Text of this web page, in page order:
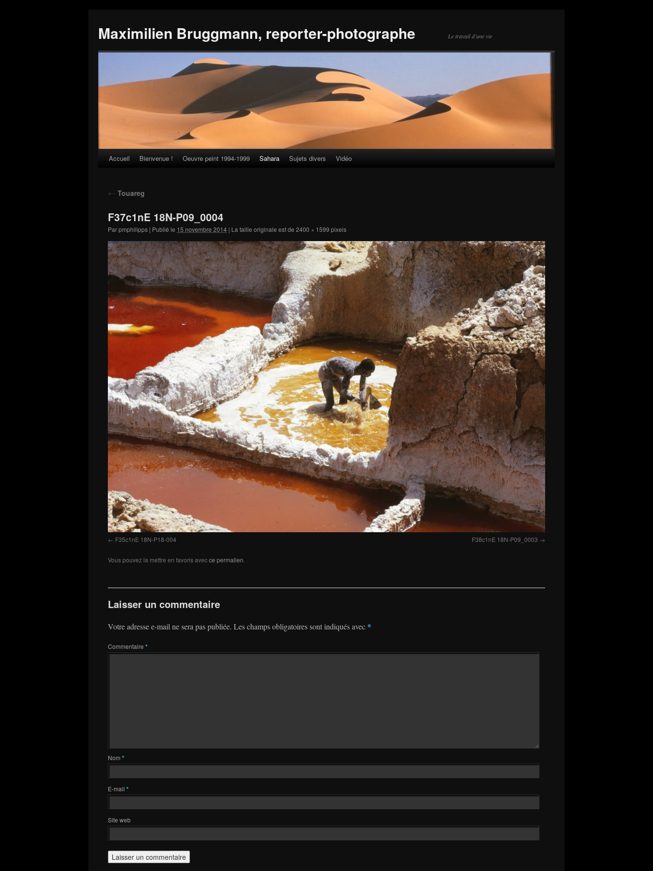
Maximilien Bruggmann, reporter-photographe Le travail d'une vie
Skip
content
Accueil Bienvenue ! Oeuvre peint 1994-1999 Sahara Sujets divers Vidéo
← Touareg
F37c1nE 18N-P09_0004
Parpmphilipps | Publié le 15 novembre 2014 | La taille originale est de 2400 × 1599 pixels
F35c1nE 18N-P18-004 F38c1nE 18N-P09_0003
Vous pouvez la mettre en favoris avecce permalien.
Laisser un commentaire
Votre adresse e-mail ne sera pas publiée. Les champs obligatoires sont indiqués avec *
Commentaire *
Nom *
E-mail *
Site web